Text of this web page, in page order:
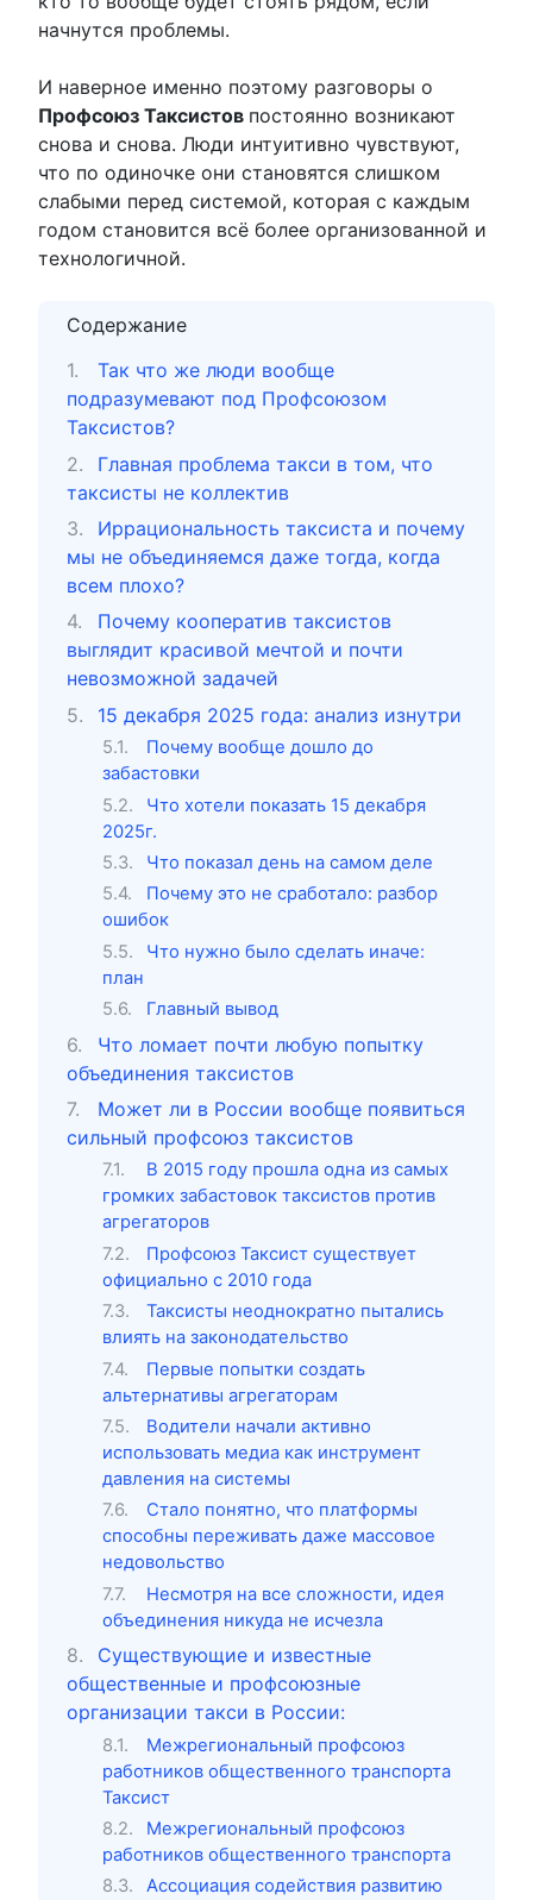
начнутся проблемы.
И наверное именно поэтому разговоры о
Профсоюз Таксистов постоянно возникают
снова и снова. Люди интуитивно чувствуют,
что по одиночке они становятся слишком
слабыми перед системой, которая с каждым
годом становится всё более организованной и
технологичной.
Содержание
Так что же люди вообще
подразумевают под Профсоюзом
Таксистов?
Главная проблема такси в том, что
таксисты не коллектив
Иррациональность таксиста и почему
мы не объединяемся даже тогда, когда
всем плохо?
Почему кооператив таксистов
выглядит красивой мечтой и почти
невозможной задачей
15 декабря 2025 года: анализ изнутри
Почему вообще дошло до
забастовки
Что хотели показать 15 декабря
2025г.
Что показал день на самом деле
Почему это не сработало: разбор
ошибок
Что нужно было сделать иначе:
план
Главный вывод
Что ломает почти любую попытку
объединения таксистов
Может ли в России вообще появиться
сильный профсоюз таксистов
В 2015 году прошла одна из самых
громких забастовок таксистов против
агрегаторов
Профсоюз Таксист существует
официально с 2010 года
Таксисты неоднократно пытались
влиять на законодательство
Первые попытки создать
альтернативы агрегаторам
Водители начали активно
использовать медиа как инструмент
давления на системы
Стало понятно, что платформы
способны переживать даже массовое
недовольство
Несмотря на все сложности, идея
объединения никуда не исчезла
Существующие и известные
общественные и профсоюзные
организации такси в России:
Межрегиональный профсоюз
работников общественного транспорта
Таксист
Межрегиональный профсоюз
работников общественного транспорта
Ассоциация содействия развитию